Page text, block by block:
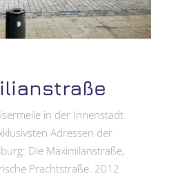
in der Innenstadt
Adressen der
Die Maximilanstraße,
Prachtstraße. 2012